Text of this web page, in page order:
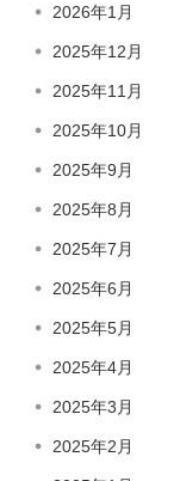
2026年1月
2025年12月
2025年11月
2025年10月
2025年9月
2025年8月
2025年7月
2025年6月
2025年5月
2025年4月
2025年3月
2025年2月